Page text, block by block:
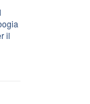
il